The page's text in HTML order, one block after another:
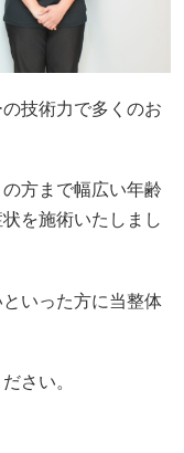
技術力で多くのお
方まで幅広い年齢
を施術いたしまし
いった方に当整体
さい。